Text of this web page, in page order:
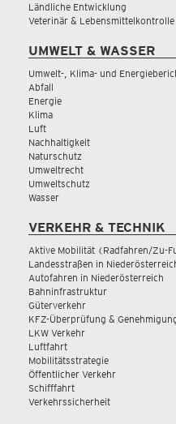
Ländliche Entwicklung
Veterinär & Lebensmittelkontrolle
UMWELT & WASSER
Umwelt-, Klima- und
Abfall
Energie
Klima
Luft
Nachhaltigkeit
Naturschutz
Umweltrecht
Umweltschutz
Wasser
VERKEHR & TECHNIK
Aktive Mobilität (Radfahren/Zu-
Landesstraßen in
Autofahren in Niederösterreich
Bahninfrastruktur
Güterverkehr
KFZ-Überprüfung &
LKW Verkehr
Luftfahrt
Mobilitätsstrategie
Öffentlicher Verkehr
Schifffahrt
Verkehrssicherheit